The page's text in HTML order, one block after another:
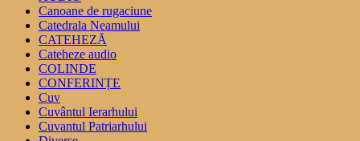
Canoane de rugaciune
Catedrala Neamului
CATEHEZĂ
Cateheze audio
COLINDE
CONFERINȚE
Cuv
Cuvântul Ierarhului
Cuvantul Patriarhului